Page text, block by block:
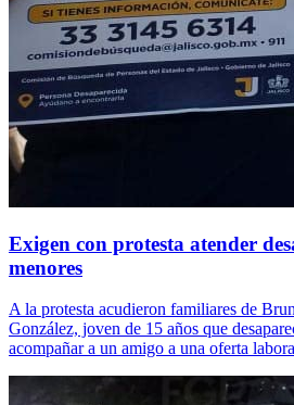
Exigen con protesta atender
menores
A la protesta acudieron familiares de
González, joven de 15 años que
acompañar a un amigo a una oferta